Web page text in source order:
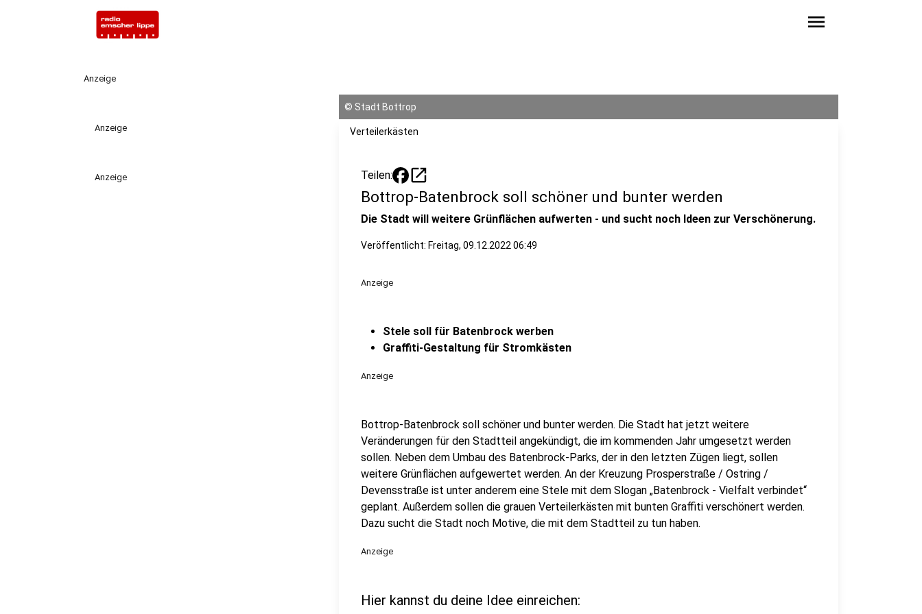
menu
Anzeige
Anzeige
Anzeige
© Stadt Bottrop
Verteilerkästen
Teilen: open_in_new
Bottrop-Batenbrock soll schöner und bunter werden
Die Stadt will weitere Grünflächen aufwerten - und sucht noch Ideen zur Verschönerung.
Veröffentlicht: Freitag, 09.12.2022 06:49
Anzeige
Stele soll für Batenbrock werben
Graffiti-Gestaltung für Stromkästen
Anzeige
Bottrop-Batenbrock soll schöner und bunter werden. Die Stadt hat jetzt weitere
Veränderungen für den Stadtteil angekündigt, die im kommenden Jahr umgesetzt werden
sollen. Neben dem Umbau des Batenbrock-Parks, der in den letzten Zügen liegt, sollen
weitere Grünflächen aufgewertet werden. An der Kreuzung Prosperstraße / Ostring /
Devensstraße ist unter anderem eine Stele mit dem Slogan „Batenbrock - Vielfalt verbindet“
geplant. Außerdem sollen die grauen Verteilerkästen mit bunten Graffiti verschönert werden.
Dazu sucht die Stadt noch Motive, die mit dem Stadtteil zu tun haben.
Anzeige
Hier kannst du deine Idee einreichen: